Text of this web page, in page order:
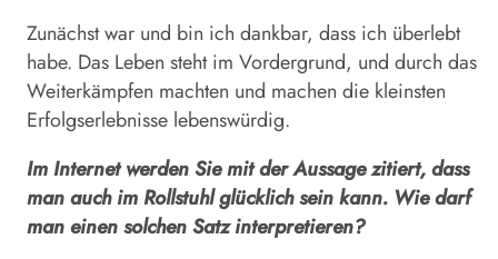
Zunächst war und bin ich dankbar, dass ich überlebt
habe. Das Leben steht im Vordergrund, und durch das
Weiterkämpfen machten und machen die kleinsten
Erfolgserlebnisse lebenswürdig.
Im Internet werden Sie mit der Aussage zitiert, dass
man auch im Rollstuhl glücklich sein kann. Wie darf
man einen solchen Satz interpretieren?